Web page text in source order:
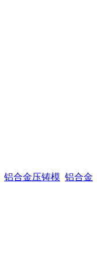
铝合金压铸模 铝合金